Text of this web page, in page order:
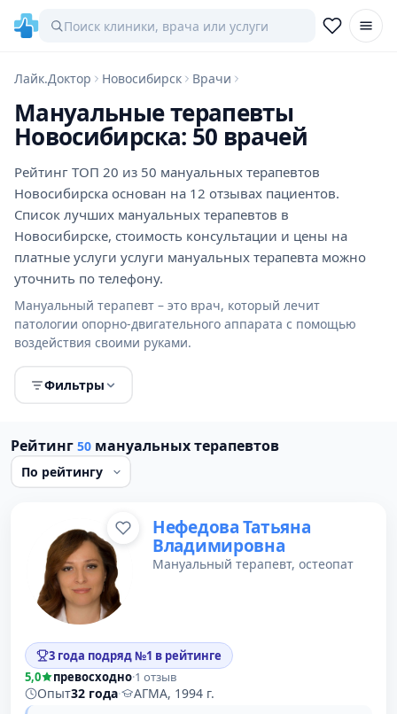
Лайк.Доктор Новосибирск Врачи
Мануальные терапевты
Новосибирска: 50 врачей
Рейтинг ТОП 20 из 50 мануальных терапевтов
Новосибирска основан на 12 отзывах пациентов.
Список лучших мануальных терапевтов в
Новосибирске, стоимость консультации и цены на
платные услуги услуги мануальных терапевта можно
уточнить по телефону.
Мануальный терапевт – это врач, который лечит
патологии опорно-двигательного аппарата с помощью
воздействия своими руками.
Фильтры
Рейтинг 50 мануальных терапевтов
Нефедова Татьяна
Владимировна
Мануальный терапевт, остеопат
3 года подряд №1 в рейтинге
5,0
превосходно·1 отзыв
Опыт32 года·
АГМА, 1994 г.